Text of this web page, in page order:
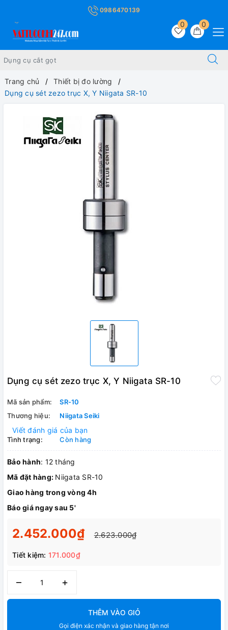
0986470139
0
0
Trang chủ
Thiết bị đo lường
Dụng cụ sét zezo trục X, Y Niigata SR-10
Dụng cụ sét zezo trục X, Y Niigata SR-10
Mã sản phẩm:
SR-10
Thương hiệu:
Niigata Seiki
Viết đánh giá của bạn
Tình trạng: Còn hàng
Bảo hành: 12 tháng
Mã đặt hàng: Niigata SR-10
Giao hàng trong vòng 4h
Báo giá ngay sau 5'
2.452.000₫ 2.623.000₫
Tiết kiệm: 171.000₫
– +
THÊM VÀO GIỎ
Gọi điện xác nhận và giao hàng tận nơi